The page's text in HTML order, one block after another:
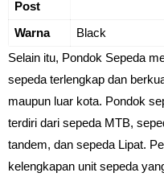
Post
Warna
Black
Selain itu, Pondok Sepeda
sepeda terlengkap dan
maupun luar kota. Pondok
terdiri dari sepeda MTB,
tandem, dan sepeda Lipat.
kelengkapan unit sepeda